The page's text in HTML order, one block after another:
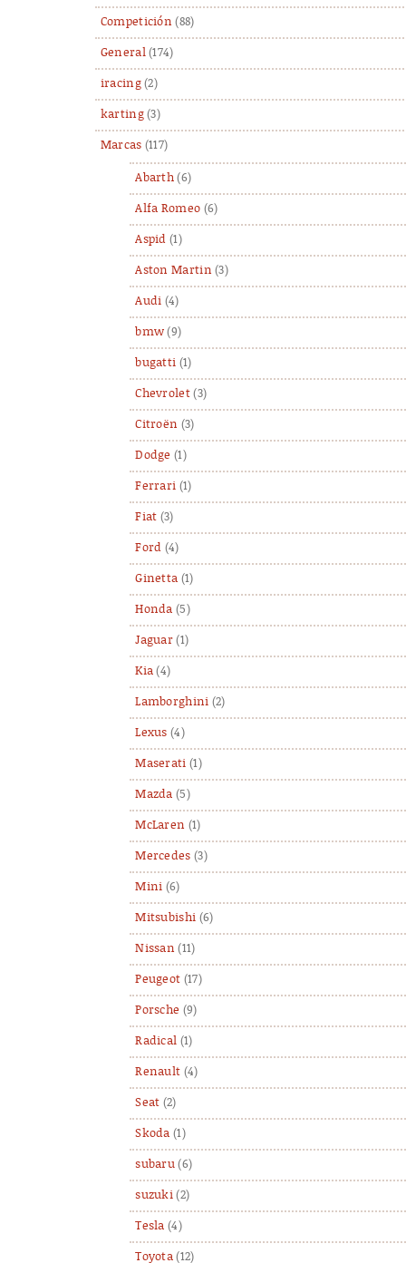
Competición (88)
General(174)
iracing(2)
karting(3)
Marcas (117)
Abarth (6)
Alfa Romeo (6)
Aspid (1)
Aston Martin (3)
Audi (4)
bmw (9)
bugatti (1)
Chevrolet(3)
Citroën (3)
Dodge (1)
Ferrari (1)
Fiat (3)
Ford (4)
Ginetta (1)
Honda (5)
Jaguar (1)
Kia (4)
Lamborghini (2)
Lexus (4)
Maserati (1)
Mazda (5)
McLaren (1)
Mercedes (3)
Mini (6)
Mitsubishi (6)
Nissan (11)
Peugeot (17)
Porsche (9)
Radical (1)
Renault (4)
Seat (2)
Skoda (1)
subaru (6)
suzuki (2)
Tesla (4)
Toyota (12)